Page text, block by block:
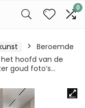
0
Beroemde
hoofd van de
goud foto’s…